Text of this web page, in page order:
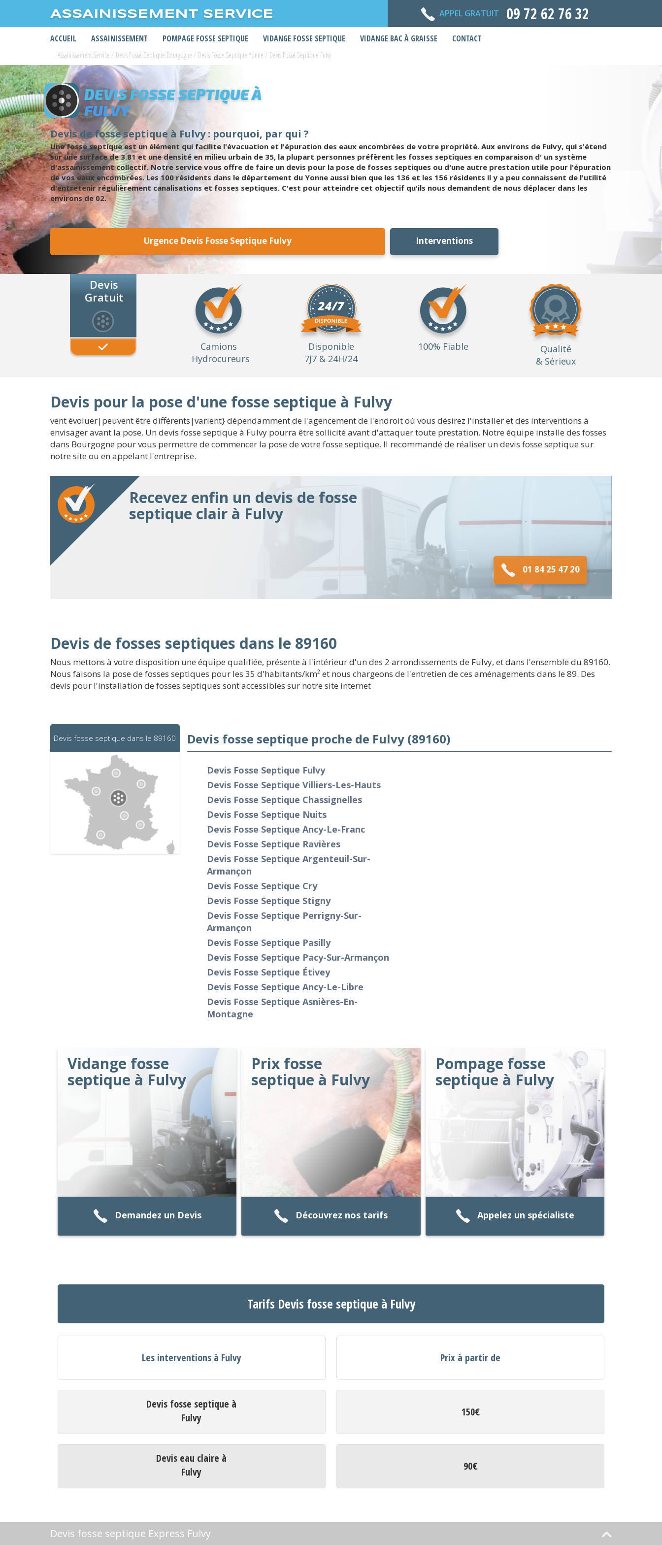
ASSAINISSEMENT SERVICE APPEL GRATUIT 09 72 62 76 32
ACCUEIL ASSAINISSEMENT POMPAGE FOSSE SEPTIQUE VIDANGE FOSSE SEPTIQUE VIDANGE BAC À GRAISSE CONTACT
Assainissement Service / Devis Fosse Septique Bourgogne / Devis Fosse Septique Yonne / Devis Fosse Septique Fulvy
DEVIS FOSSE SEPTIQUE À
FULVY
Devis de fosse septique à Fulvy : pourquoi, par qui ?
Une fosse septique est un élément qui facilite l'évacuation et l'épuration des eaux encombrées de votre propriété. Aux environs de Fulvy, qui s'étend
sur une surface de 3.81 et une densité en milieu urbain de 35, la plupart personnes préfèrent les fosses septiques en comparaison d' un système
d'assainissement collectif. Notre service vous offre de faire un devis pour la pose de fosses septiques ou d'une autre prestation utile pour l'épuration
de vos eaux encombrées. Les 100 résidents dans le département du Yonne aussi bien que les 136 et les 156 résidents il y a peu connaissent de l'utilité
d'entretenir régulièrement canalisations et fosses septiques. C'est pour atteindre cet objectif qu'ils nous demandent de nous déplacer dans les
environs de 02.
Urgence Devis Fosse Septique Fulvy Interventions
Devis
Gratuit
Camions
Hydrocureurs
Disponible
7J7 & 24H/24
100% Fiable
Qualité
& Sérieux
Devis pour la pose d'une fosse septique à Fulvy
vent évoluer|peuvent être différents|varient} dépendamment de l'agencement de l'endroit où vous désirez l'installer et des interventions à
envisager avant la pose. Un devis fosse septique à Fulvy pourra être sollicité avant d'attaquer toute prestation. Notre équipe installe des fosses
dans Bourgogne pour vous permettre de commencer la pose de votre fosse septique. Il recommandé de réaliser un devis fosse septique sur
notre site ou en appelant l'entreprise.
Recevez enfin un devis de fosse
septique clair à Fulvy
01 84 25 47 20
Devis de fosses septiques dans le 89160
Nous mettons à votre disposition une équipe qualifiée, présente à l'intérieur d'un des 2 arrondissements de Fulvy, et dans l'ensemble du 89160.
Nous faisons la pose de fosses septiques pour les 35 d'habitants/km² et nous chargeons de l'entretien de ces aménagements dans le 89. Des
devis pour l'installation de fosses septiques sont accessibles sur notre site internet
Devis fosse septique dans le 89160 Devis fosse septique proche de Fulvy (89160)
Devis Fosse Septique Fulvy
Devis Fosse Septique Villiers-Les-Hauts
Devis Fosse Septique Chassignelles
Devis Fosse Septique Nuits
Devis Fosse Septique Ancy-Le-Franc
Devis Fosse Septique Ravières
Devis Fosse Septique Argenteuil-Sur-
Armançon
Devis Fosse Septique Cry
Devis Fosse Septique Stigny
Devis Fosse Septique Perrigny-Sur-
Armançon
Devis Fosse Septique Pasilly
Devis Fosse Septique Pacy-Sur-Armançon
Devis Fosse Septique Étivey
Devis Fosse Septique Ancy-Le-Libre
Devis Fosse Septique Asnières-En-
Montagne
Vidange fosse
septique à Fulvy
Demandez un Devis
Prix fosse
septique à Fulvy
Découvrez nos tarifs
Pompage fosse
septique à Fulvy
Appelez un spécialiste
Tarifs Devis fosse septique à Fulvy
Les interventions à Fulvy Prix à partir de
Devis fosse septique à
Fulvy
150€
Devis eau claire à
Fulvy
90€
Devis fosse septique Express Fulvy